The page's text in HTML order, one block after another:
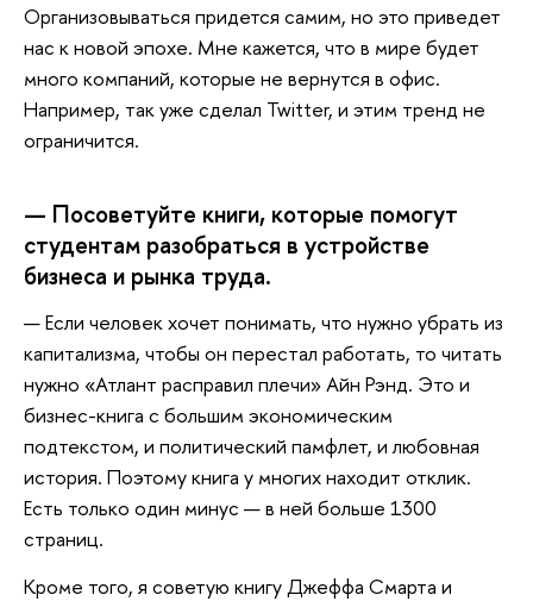
Организовываться придется самим, но это приведет
нас к новой эпохе. Мне кажется, что в мире будет
много компаний, которые не вернутся в офис.
Например, так уже сделал Twitter, и этим тренд не
ограничится.
— Посоветуйте книги, которые помогут
студентам разобраться в устройстве
бизнеса и рынка труда.
— Если человек хочет понимать, что нужно убрать из
капитализма, чтобы он перестал работать, то читать
нужно «Атлант расправил плечи» Айн Рэнд. Это и
бизнес-книга с большим экономическим
подтекстом, и политический памфлет, и любовная
история. Поэтому книга у многих находит отклик.
Есть только один минус — в ней больше 1300
страниц.
Кроме того, я советую книгу Джеффа Смарта и